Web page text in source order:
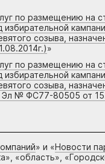
по размещению на
созыва,
»
по размещению на
созыва,
№ ФС77-80505 от
» и «Новости
«область»,